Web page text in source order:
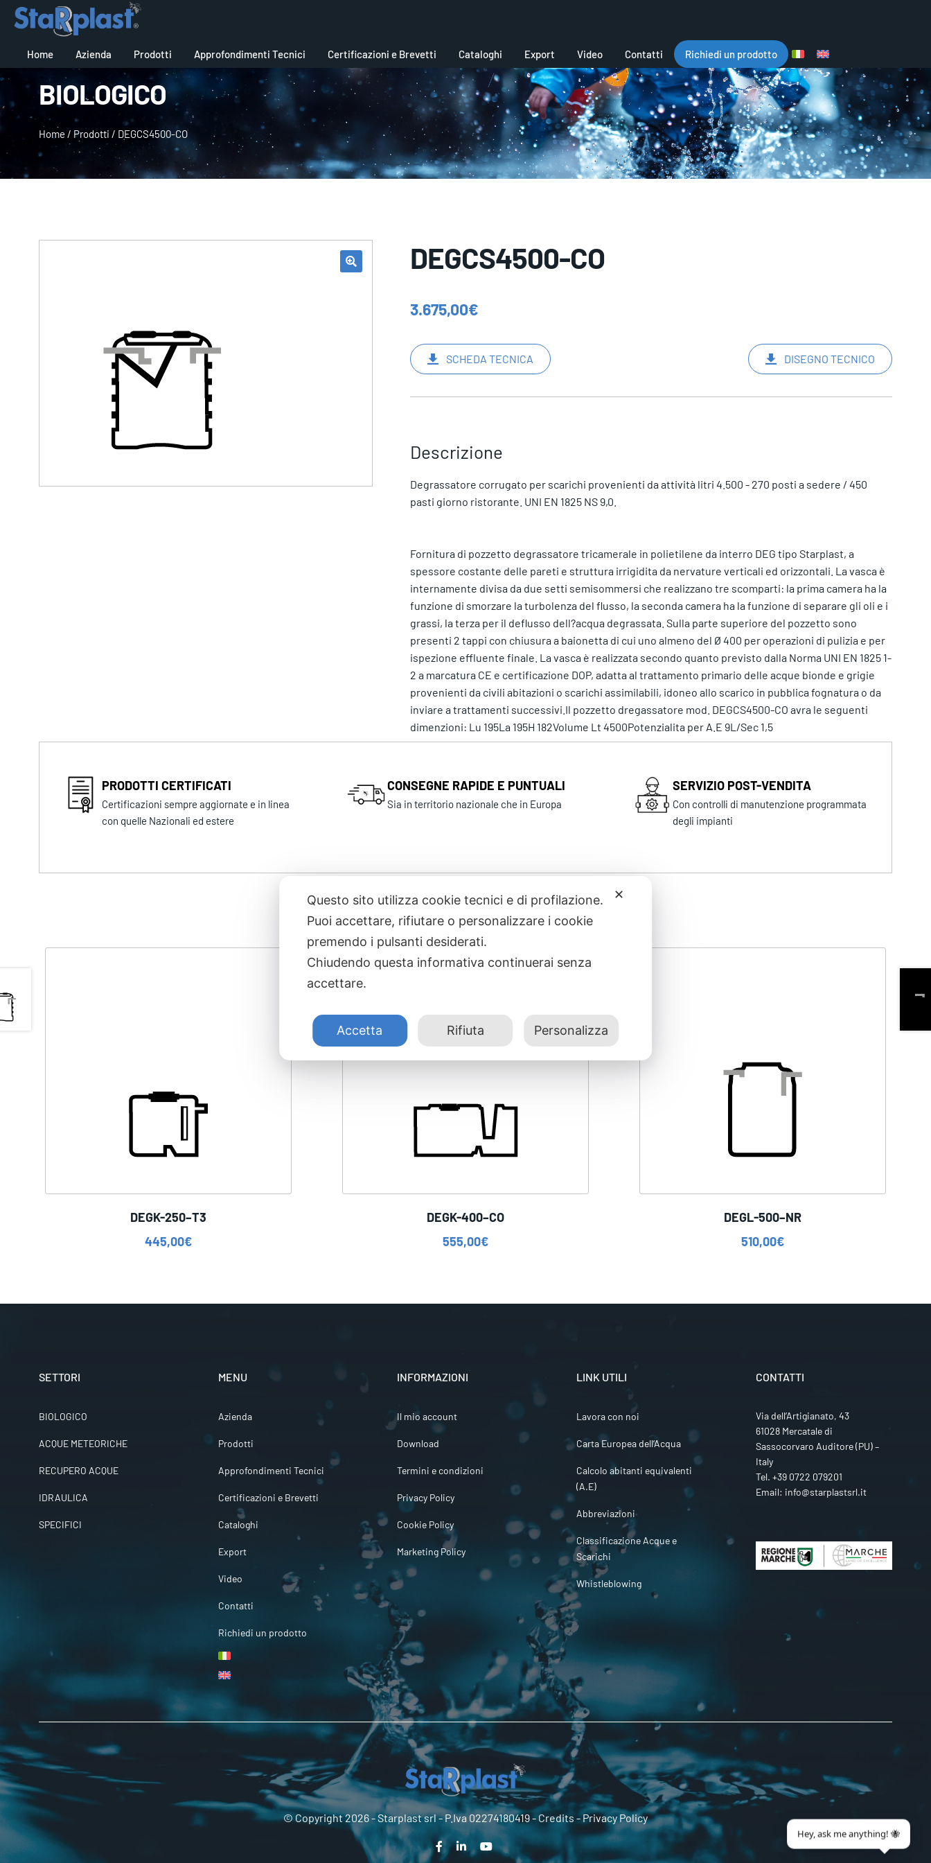
Home Azienda Prodotti Approfondimenti Tecnici Certificazioni e Brevetti Cataloghi Export Video Contatti Richiedi un prodotto
BIOLOGICO
Home / Prodotti / DEGCS4500-CO
DEGCS4500-CO
3.675,00€
SCHEDA TECNICA DISEGNO TECNICO
Descrizione
Degrassatore corrugato per scarichi provenienti da attività litri 4.500 - 270 posti a sedere / 450
pasti giorno ristorante. UNI EN 1825 NS 9,0.
Fornitura di pozzetto degrassatore tricamerale in polietilene da interro DEG tipo Starplast, a
spessore costante delle pareti e struttura irrigidita da nervature verticali ed orizzontali. La vasca è
internamente divisa da due setti semisommersi che realizzano tre scomparti: la prima camera ha la
funzione di smorzare la turbolenza del flusso, la seconda camera ha la funzione di separare gli oli e i
grassi, la terza per il deflusso dell?acqua degrassata. Sulla parte superiore del pozzetto sono
presenti 2 tappi con chiusura a baionetta di cui uno almeno del Ø 400 per operazioni di pulizia e per
ispezione effluente finale. La vasca è realizzata secondo quanto previsto dalla Norma UNI EN 1825 1-
2 a marcatura CE e certificazione DOP, adatta al trattamento primario delle acque bionde e grigie
provenienti da civili abitazioni o scarichi assimilabili, idoneo allo scarico in pubblica fognatura o da
inviare a trattamenti successivi.Il pozzetto dregassatore mod. DEGCS4500-CO avra le seguenti
dimenzioni: Lu 195La 195H 182Volume Lt 4500Potenzialita per A.E 9L/Sec 1,5
PRODOTTI CERTIFICATI
Certificazioni sempre aggiornate e in linea
con quelle Nazionali ed estere
CONSEGNE RAPIDE E PUNTUALI
Sia in territorio nazionale che in Europa
SERVIZIO POST-VENDITA
Con controlli di manutenzione programmata
degli impianti
Prodotti correlati
DEGK-250–T3
445,00€
DEGK-400–CO
555,00€
DEGL-500–NR
510,00€
SETTORI
BIOLOGICO
ACQUE METEORICHE
RECUPERO ACQUE
IDRAULICA
SPECIFICI
MENU
Azienda
Prodotti
Approfondimenti Tecnici
Certificazioni e Brevetti
Cataloghi
Export
Video
Contatti
Richiedi un prodotto
INFORMAZIONI
Il mio account
Download
Termini e condizioni
Privacy Policy
Cookie Policy
Marketing Policy
LINK UTILI
Lavora con noi
Carta Europea dell’Acqua
Calcolo abitanti equivalenti
(A.E)
Abbreviazioni
Classificazione Acque e
Scarichi
Whistleblowing
CONTATTI
Via dell’Artigianato, 43
61028 Mercatale di
Sassocorvaro Auditore (PU) –
Italy
Tel. +39 0722 079201
Email: info@starplastsrl.it
© Copyright 2026 -Starplast srl- P.Iva 02274180419 - Credits -Privacy Policy
✕
Questo sito utilizza cookie tecnici e di profilazione.
Puoi accettare, rifiutare o personalizzare i cookie
premendo i pulsanti desiderati.
Chiudendo questa informativa continuerai senza
accettare.
Accetta Rifiuta Personalizza